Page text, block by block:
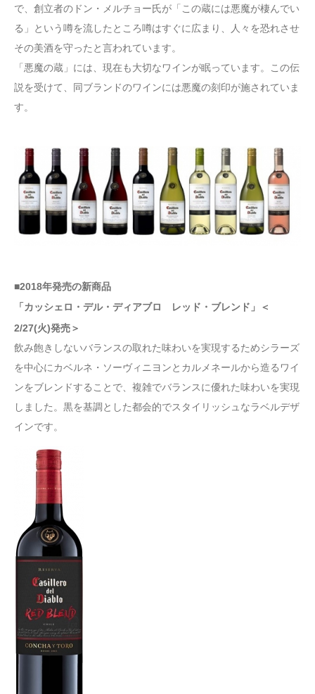
で、創立者のドン・メルチョー氏が「この蔵には悪魔が棲んでい
る」という噂を流したところ噂はすぐに広まり、人々を恐れさせ
その美酒を守ったと言われています。
「悪魔の蔵」には、現在も大切なワインが眠っています。この伝
説を受けて、同ブランドのワインには悪魔の刻印が施されていま
す。
■2018年発売の新商品
「カッシェロ・デル・ディアブロ レッド・ブレンド」＜
2/27(火)発売＞
飲み飽きしないバランスの取れた味わいを実現するためシラーズ
を中心にカベルネ・ソーヴィニヨンとカルメネールから造るワイ
ンをブレンドすることで、複雑でバランスに優れた味わいを実現
しました。黒を基調とした都会的でスタイリッシュなラベルデザ
インです。